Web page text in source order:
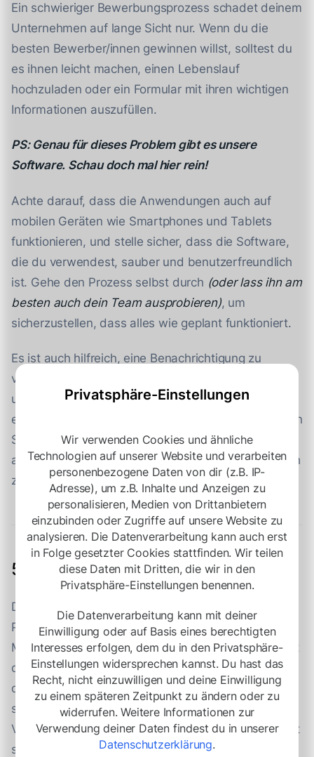
Ein schwieriger Bewerbungsprozess schadet deinem
Unternehmen auf lange Sicht nur. Wenn du die
besten Bewerber/innen gewinnen willst, solltest du
es ihnen leicht machen, einen Lebenslauf
hochzuladen oder ein Formular mit ihren wichtigen
Informationen auszufüllen.
PS: Genau für dieses Problem gibt es unsere
Software. Schau doch mal hier rein!
Achte darauf, dass die Anwendungen auch auf
mobilen Geräten wie Smartphones und Tablets
funktionieren, und stelle sicher, dass die Software,
die du verwendest, sauber und benutzerfreundlich
ist. Gehe den Prozess selbst durch (oder lass ihn am
besten auch dein Team ausprobieren), um
sicherzustellen, dass alles wie geplant funktioniert.
Es ist auch hilfreich, eine Benachrichtigung zu
verschicken, dass du die Bewerbung erhalten hast
und die nächsten Schritte mitzuteilen, was sie
erwarten können. Das kann nicht nur den Bewerbern
Stress ersparen, sondern verhindert auch, dass sie
anrufen oder eine E-Mail schreiben müssen, um sich
zu melden, was deinem Team Zeit spart.
5. Technischer Ansatz
Das Herzstück jeder guten
Personalbeschaffungslösung ist eine Bewerber-
Management-Software, wie die SoftwareHirely. Mit
diesem Tool behältst du alles im Auge, was mit
deinen Bewerbern passiert, z. B. die Stelle, auf die
sie sich beworben haben, den Stand des
Vorstellungsgesprächs und Notizen darüber, wie gut
sie zu deinem Unternehmen passen (oder auch
Privatsphäre-Einstellungen
Wir verwenden Cookies und ähnliche
Technologien auf unserer Website und verarbeiten
personenbezogene Daten von dir (z.B. IP-
Adresse), um z.B. Inhalte und Anzeigen zu
personalisieren, Medien von Drittanbietern
einzubinden oder Zugriffe auf unsere Website zu
analysieren. Die Datenverarbeitung kann auch erst
in Folge gesetzter Cookies stattfinden. Wir teilen
diese Daten mit Dritten, die wir in den
Privatsphäre-Einstellungen benennen.
Die Datenverarbeitung kann mit deiner
Einwilligung oder auf Basis eines berechtigten
Interesses erfolgen, dem du in den Privatsphäre-
Einstellungen widersprechen kannst. Du hast das
Recht, nicht einzuwilligen und deine Einwilligung
zu einem späteren Zeitpunkt zu ändern oder zu
widerrufen. Weitere Informationen zur
Verwendung deiner Daten findest du in unserer
Datenschutzerklärung.